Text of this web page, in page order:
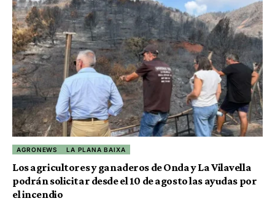
AGRONEWS LA PLANA BAIXA
Los agricultores y ganaderos de Onda y La Vilavella
podrán solicitar desde el 10 de agosto las ayudas por
el incendio